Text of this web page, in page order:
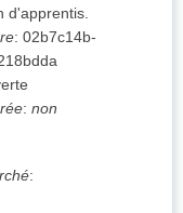
d'apprentis.
: 02b7c14b-
: non
: